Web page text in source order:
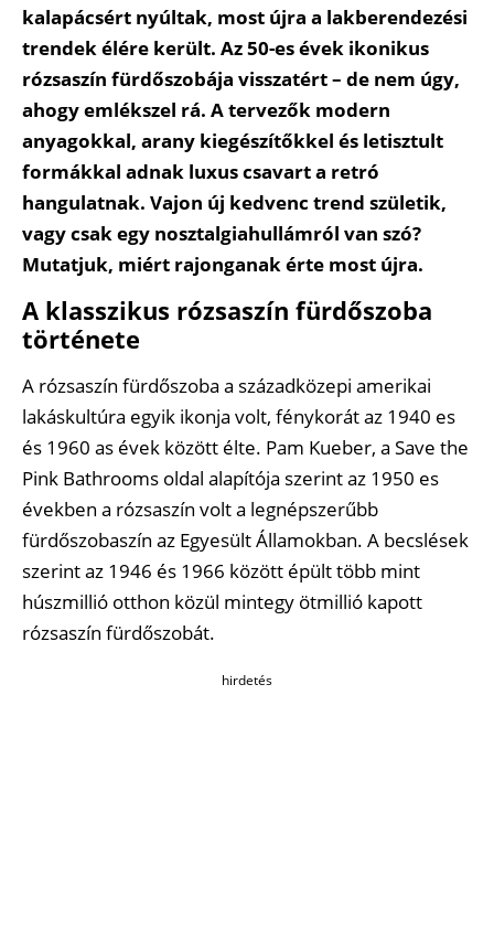
kalapácsért nyúltak, most újra a lakberendezési
trendek élére került. Az 50-es évek ikonikus
rózsaszín fürdőszobája visszatért – de nem úgy,
ahogy emlékszel rá. A tervezők modern
anyagokkal, arany kiegészítőkkel és letisztult
formákkal adnak luxus csavart a retró
hangulatnak. Vajon új kedvenc trend születik,
vagy csak egy nosztalgiahullámról van szó?
Mutatjuk, miért rajonganak érte most újra.
A klasszikus rózsaszín fürdőszoba
története
A rózsaszín fürdőszoba a századközepi amerikai
lakáskultúra egyik ikonja volt, fénykorát az 1940 es
és 1960 as évek között élte. Pam Kueber, a Save the
Pink Bathrooms oldal alapítója szerint az 1950 es
években a rózsaszín volt a legnépszerűbb
fürdőszobaszín az Egyesült Államokban. A becslések
szerint az 1946 és 1966 között épült több mint
húszmillió otthon közül mintegy ötmillió kapott
rózsaszín fürdőszobát.
hirdetés